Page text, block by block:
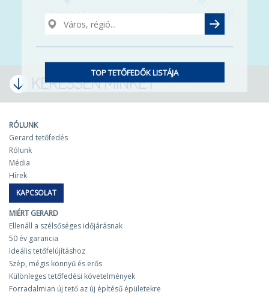
TOP TETŐFEDŐK LISTÁJA
Tetőfedő Márkakereskedő
KERESSEN MINKET
RÓLUNK
Gerard tetőfedés
Rólunk
Média
Hírek
KAPCSOLAT
MIÉRT GERARD
Ellenáll a szélsőséges időjárásnak
50 év garancia
Ideális tetőfelújításhoz
Szép, mégis könnyű és erős
Különleges tetőfedési követelmények
Forradalmian új tető az új építésű épületekre